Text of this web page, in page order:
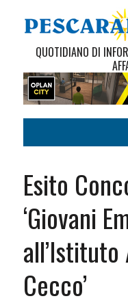
QUOTIDIANO DI
Esito
‘Giovani
all’Istituto
Cecco’